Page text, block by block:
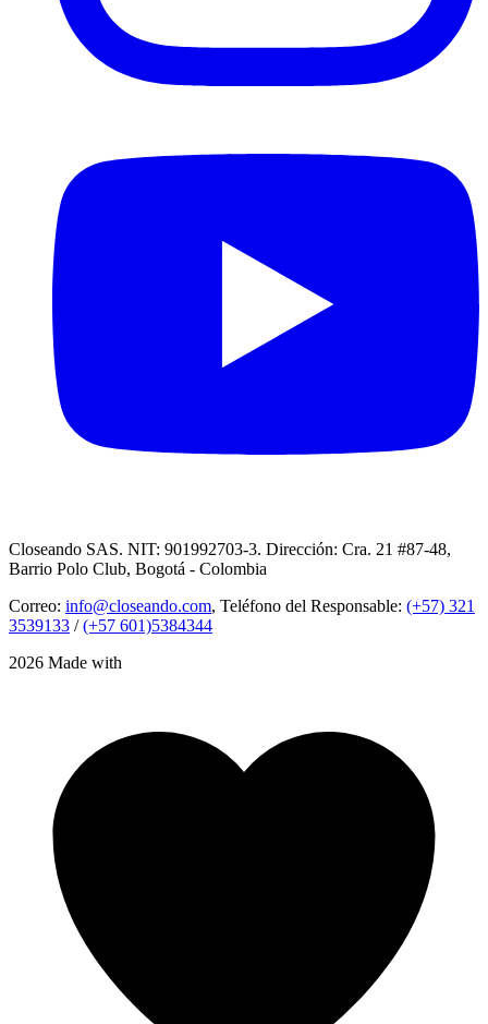
Closeando SAS. NIT: 901992703-3. Dirección: Cra. 21 #87-48,
Barrio Polo Club, Bogotá - Colombia
Correo: info@closeando.com, Teléfono del Responsable: (+57) 321
3539133 /(+57 601)5384344
2026 Made with